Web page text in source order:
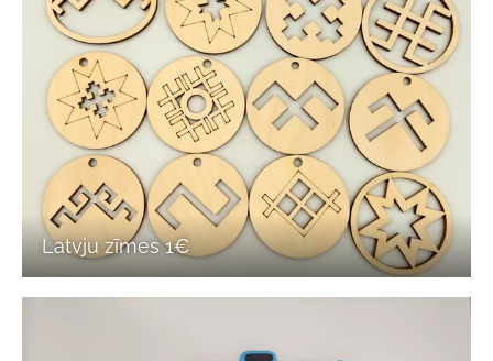
Latvju zīmes 1€